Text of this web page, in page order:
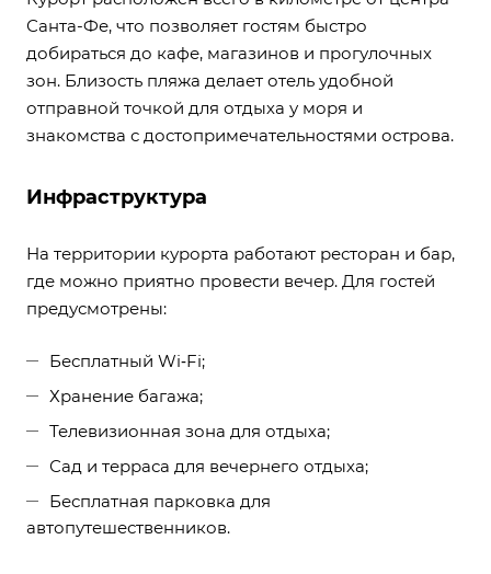
Санта-Фе, что позволяет гостям быстро
добираться до кафе, магазинов и прогулочных
зон. Близость пляжа делает отель удобной
отправной точкой для отдыха у моря и
знакомства с достопримечательностями острова.
Инфраструктура
На территории курорта работают ресторан и бар,
где можно приятно провести вечер. Для гостей
предусмотрены:
Бесплатный Wi‑Fi;
Хранение багажа;
Телевизионная зона для отдыха;
Сад и терраса для вечернего отдыха;
Бесплатная парковка для
автопутешественников.